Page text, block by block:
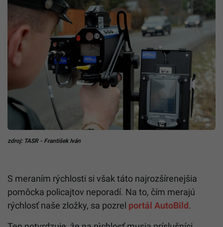
zdroj: TASR - František Iván
S meraním rýchlosti si však táto najrozšírenejšia
pomôcka policajtov neporadí. Na to, čím merajú
rýchlosť naše zložky, sa pozrel portál AutoBild.